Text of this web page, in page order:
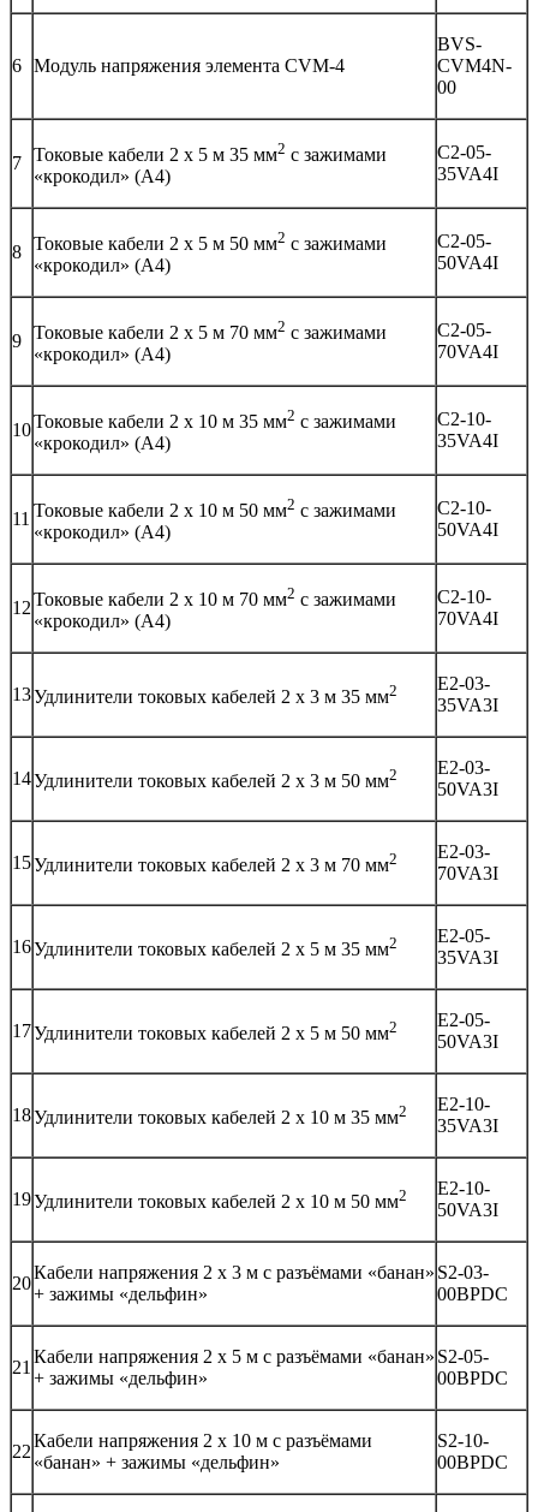
6 Модуль напряжения элемента CVM-4
BVS-
CVM4N-
00
7 Токовые кабели 2 х 5 м 35 мм2 с зажимами
«крокодил» (А4)
C2-05-
35VA4I
8 Токовые кабели 2 х 5 м 50 мм2 с зажимами
«крокодил» (А4)
C2-05-
50VA4I
9 Токовые кабели 2 х 5 м 70 мм2 с зажимами
«крокодил» (А4)
C2-05-
70VA4I
10Токовые кабели 2 х 10 м 35 мм2 с зажимами
«крокодил» (А4)
C2-10-
35VA4I
11 Токовые кабели 2 х 10 м 50 мм2 с зажимами
«крокодил» (А4)
C2-10-
50VA4I
12Токовые кабели 2 х 10 м 70 мм2 с зажимами
«крокодил» (А4)
C2-10-
70VA4I
13Удлинители токовых кабелей 2 х 3 м 35 мм2
E2-03-
35VA3I
14Удлинители токовых кабелей 2 х 3 м 50 мм2
E2-03-
50VA3I
15Удлинители токовых кабелей 2 х 3 м 70 мм2
E2-03-
70VA3I
16Удлинители токовых кабелей 2 х 5 м 35 мм2
E2-05-
35VA3I
17Удлинители токовых кабелей 2 х 5 м 50 мм2
E2-05-
50VA3I
18Удлинители токовых кабелей 2 х 10 м 35 мм2
E2-10-
35VA3I
19Удлинители токовых кабелей 2 х 10 м 50 мм2
E2-10-
50VA3I
20
Кабели напряжения 2 х 3 м с разъёмами «банан»
+ зажимы «дельфин»
S2-03-
00BPDC
21
Кабели напряжения 2 х 5 м с разъёмами «банан»
+ зажимы «дельфин»
S2-05-
00BPDC
22
Кабели напряжения 2 х 10 м с разъёмами
«банан» + зажимы «дельфин»
S2-10-
00BPDC